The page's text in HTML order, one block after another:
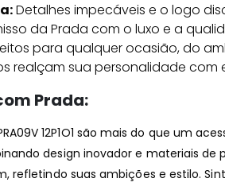
Detalhes impecáveis e o logo
da Prada com o luxo e a
para qualquer ocasião, do
realçam sua personalidade com
Prada:
12P1O1 são mais do que um
design inovador e materiais de
refletindo suas ambições e estilo.